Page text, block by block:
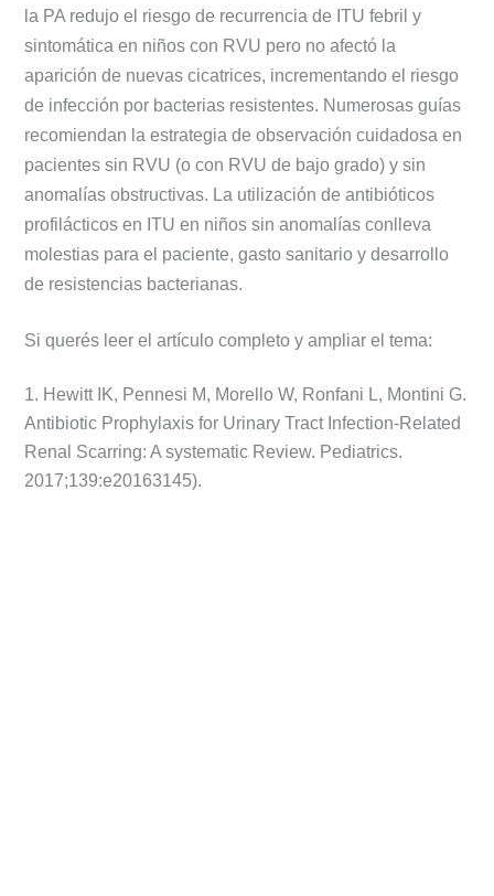
la PA redujo el riesgo de recurrencia de ITU febril y
sintomática en niños con RVU pero no afectó la
aparición de nuevas cicatrices, incrementando el riesgo
de infección por bacterias resistentes. Numerosas guías
recomiendan la estrategia de observación cuidadosa en
pacientes sin RVU (o con RVU de bajo grado) y sin
anomalías obstructivas. La utilización de antibióticos
profilácticos en ITU en niños sin anomalías conlleva
molestias para el paciente, gasto sanitario y desarrollo
de resistencias bacterianas.
Si querés leer el artículo completo y ampliar el tema:
1. Hewitt IK, Pennesi M, Morello W, Ronfani L, Montini G.
Antibiotic Prophylaxis for Urinary Tract Infection-Related
Renal Scarring: A systematic Review. Pediatrics.
2017;139:e20163145).